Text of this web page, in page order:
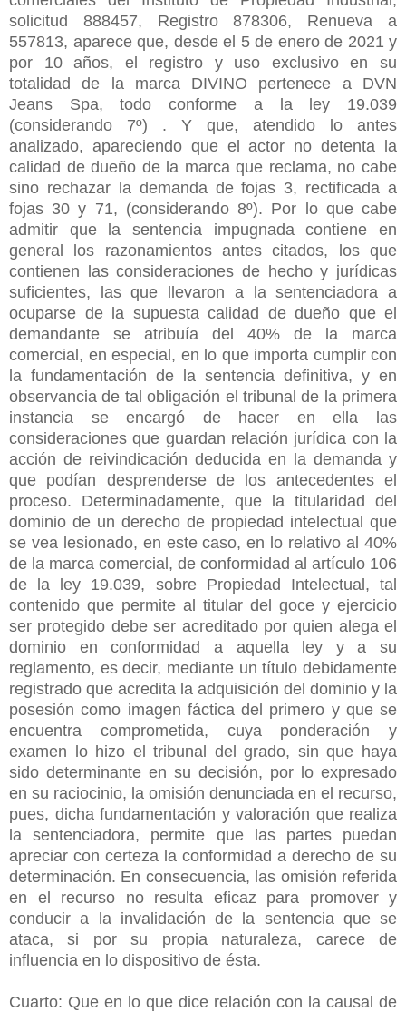
solicitud 888457, Registro 878306, Renueva a
557813, aparece que, desde el 5 de enero de 2021 y
por 10 años, el registro y uso exclusivo en su
totalidad de la marca DIVINO pertenece a DVN
Jeans Spa, todo conforme a la ley 19.039
(considerando 7º) . Y que, atendido lo antes
analizado, apareciendo que el actor no detenta la
calidad de dueño de la marca que reclama, no cabe
sino rechazar la demanda de fojas 3, rectificada a
fojas 30 y 71, (considerando 8º). Por lo que cabe
admitir que la sentencia impugnada contiene en
general los razonamientos antes citados, los que
contienen las consideraciones de hecho y jurídicas
suficientes, las que llevaron a la sentenciadora a
ocuparse de la supuesta calidad de dueño que el
demandante se atribuía del 40% de la marca
comercial, en especial, en lo que importa cumplir con
la fundamentación de la sentencia definitiva, y en
observancia de tal obligación el tribunal de la primera
instancia se encargó de hacer en ella las
consideraciones que guardan relación jurídica con la
acción de reivindicación deducida en la demanda y
que podían desprenderse de los antecedentes el
proceso. Determinadamente, que la titularidad del
dominio de un derecho de propiedad intelectual que
se vea lesionado, en este caso, en lo relativo al 40%
de la marca comercial, de conformidad al artículo 106
de la ley 19.039, sobre Propiedad Intelectual, tal
contenido que permite al titular del goce y ejercicio
ser protegido debe ser acreditado por quien alega el
dominio en conformidad a aquella ley y a su
reglamento, es decir, mediante un título debidamente
registrado que acredita la adquisición del dominio y la
posesión como imagen fáctica del primero y que se
encuentra comprometida, cuya ponderación y
examen lo hizo el tribunal del grado, sin que haya
sido determinante en su decisión, por lo expresado
en su raciocinio, la omisión denunciada en el recurso,
pues, dicha fundamentación y valoración que realiza
la sentenciadora, permite que las partes puedan
apreciar con certeza la conformidad a derecho de su
determinación. En consecuencia, las omisión referida
en el recurso no resulta eficaz para promover y
conducir a la invalidación de la sentencia que se
ataca, si por su propia naturaleza, carece de
influencia en lo dispositivo de ésta.
Cuarto: Que en lo que dice relación con la causal de